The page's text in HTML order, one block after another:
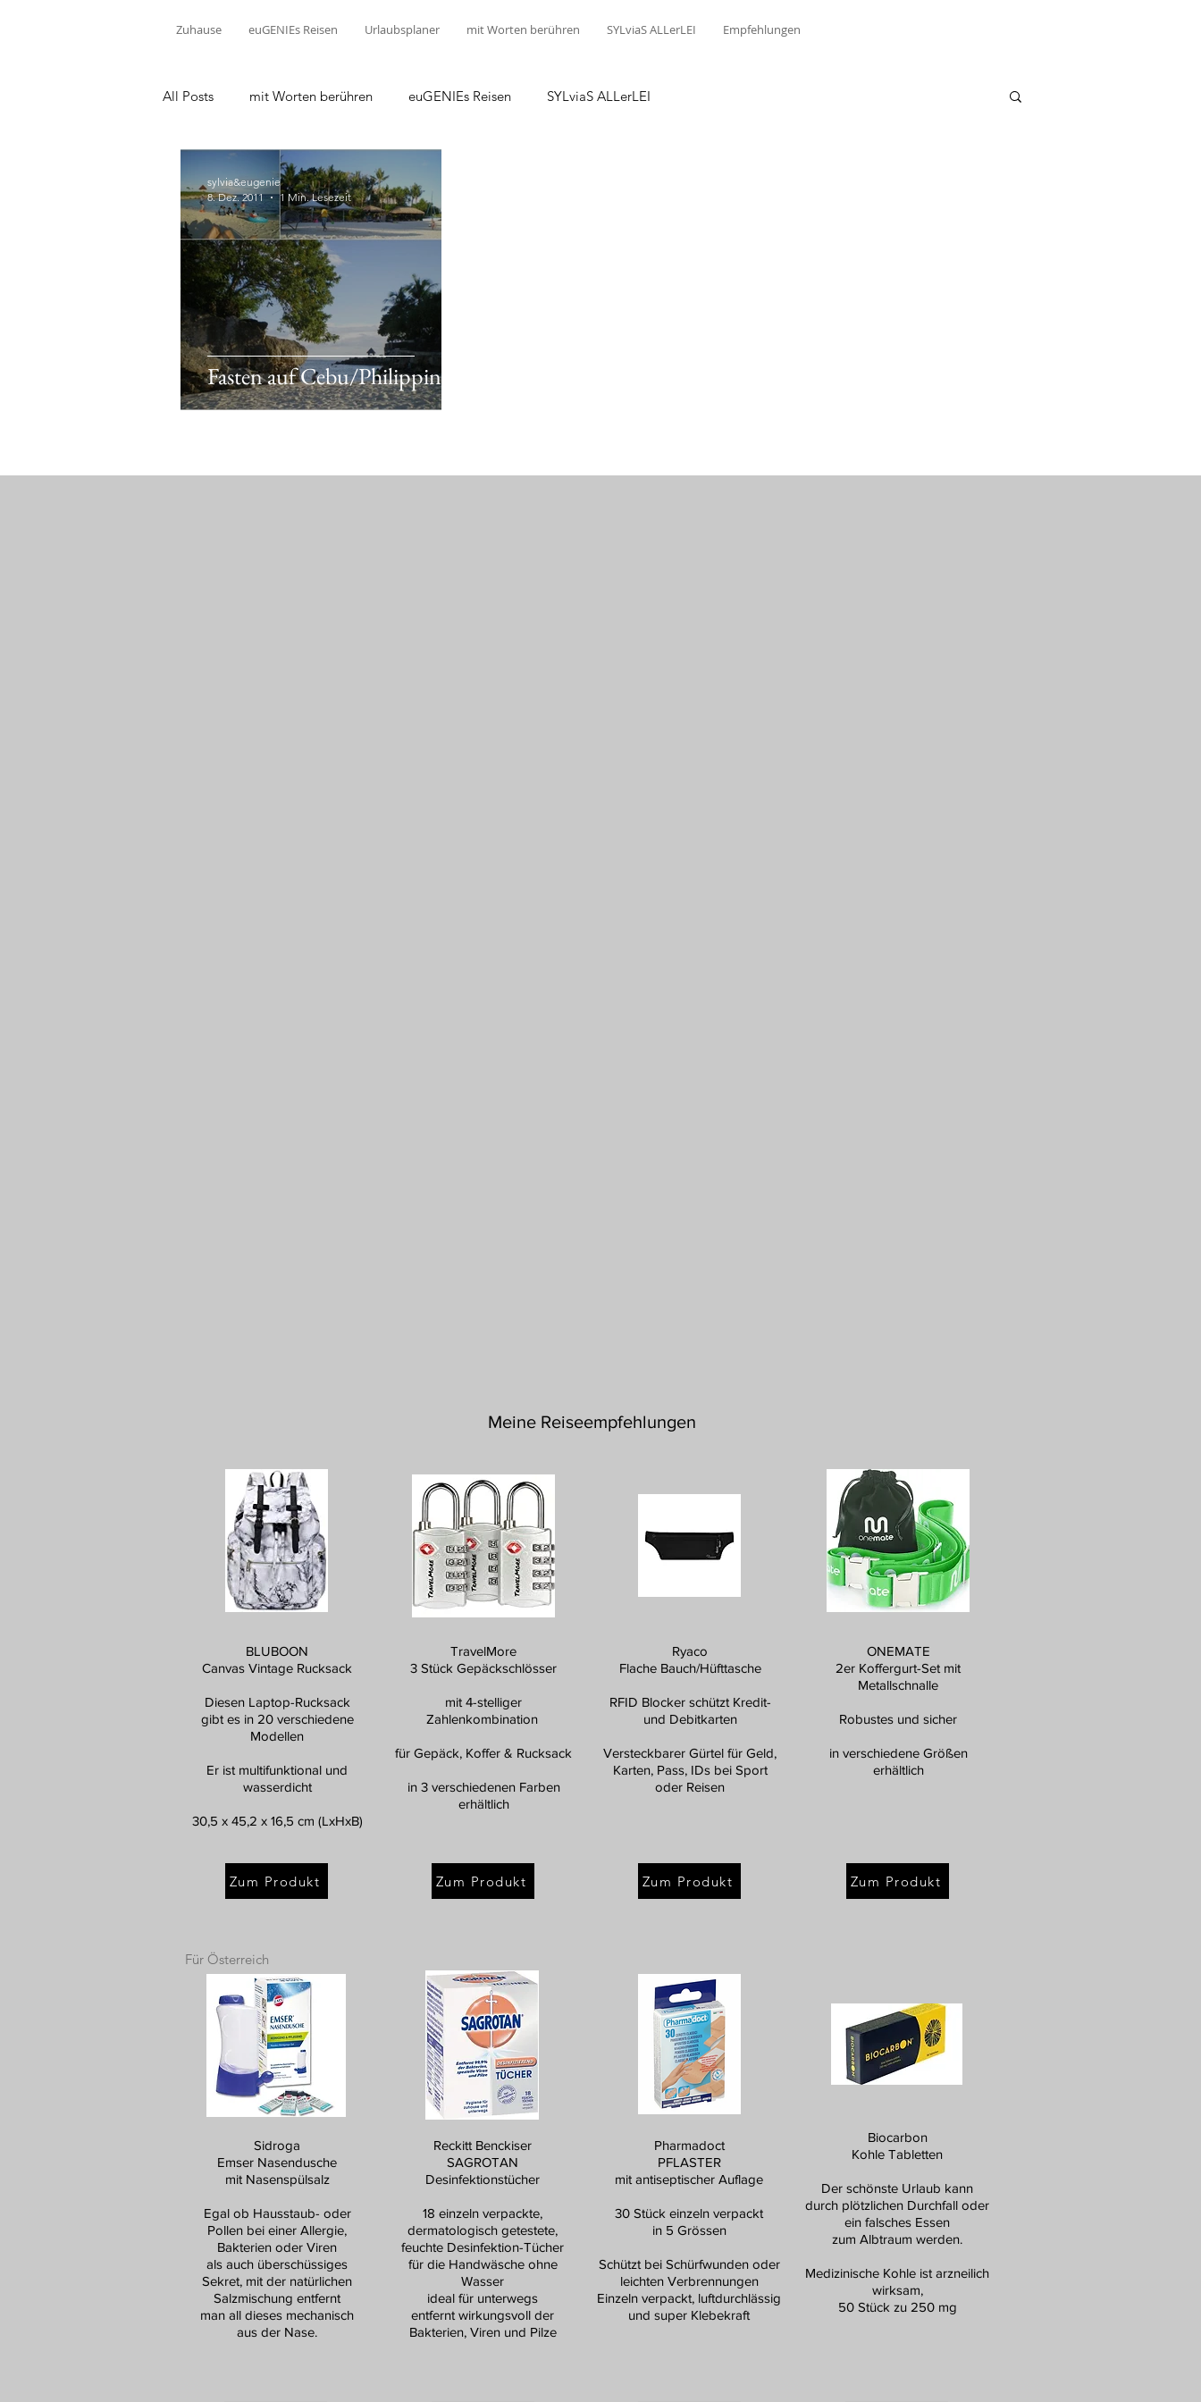
Zuhause euGENIEs Reisen Urlaubsplaner mit Worten berühren SYLviaS ALLerLEI Empfehlungen
All Posts mit Worten berühren euGENIEs Reisen SYLviaS ALLerLEI
Fasten auf Cebu/Philippinen
sylvia&eugenie
8. Dez. 2011
1 Min. Lesezeit
Meine Reiseempfehlungen
BLUBOON
Canvas Vintage Rucksack
Diesen Laptop-Rucksack
gibt es in 20 verschiedene
Modellen
Er ist multifunktional und
wasserdicht
30,5 x 45,2 x 16,5 cm (LxHxB)
Zum Produkt
TravelMore
3 Stück Gepäckschlösser
mit 4-stelliger
Zahlenkombination
für Gepäck, Koffer & Rucksack
in 3 verschiedenen Farben
erhältlich
Zum Produkt
Ryaco
Flache Bauch/Hüfttasche
RFID Blocker schützt Kredit-
und Debitkarten
Versteckbarer Gürtel für Geld,
Karten, Pass, IDs bei Sport
oder Reisen
Zum Produkt
ONEMATE
2er Koffergurt-Set mit
Metallschnalle
Robustes und sicher
in verschiedene Größen
erhältlich
Zum Produkt
Für Österreich
Sidroga
Emser Nasendusche
mit Nasenspülsalz
Egal ob Hausstaub- oder
Pollen bei einer Allergie,
Bakterien oder Viren
als auch überschüssiges
Sekret, mit der natürlichen
Salzmischung entfernt
man all dieses mechanisch
aus der Nase.
Reckitt Benckiser
SAGROTAN
Desinfektionstücher
18 einzeln verpackte,
dermatologisch getestete,
feuchte Desinfektion-Tücher
für die Handwäsche ohne
Wasser
ideal für unterwegs
entfernt wirkungsvoll der
Bakterien, Viren und Pilze
Pharmadoct
PFLASTER
mit antiseptischer Auflage
30 Stück einzeln verpackt
in 5 Grössen
Schützt bei Schürfwunden oder
leichten Verbrennungen
Einzeln verpackt, luftdurchlässig
und super Klebekraft
Biocarbon
Kohle Tabletten
Der schönste Urlaub kann
durch plötzlichen Durchfall oder
ein falsches Essen
zum Albtraum werden.
Medizinische Kohle ist arzneilich
wirksam,
50 Stück zu 250 mg